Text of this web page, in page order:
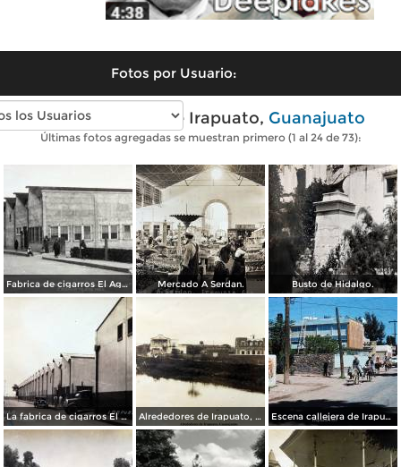
Fotos por Usuario:
Fotos antiguas de Irapuato, Guanajuato
Últimas fotos agregadas se muestran primero (1 al 24 de 73):
Fabrica de cigarros El Aguila. Mercado A Serdan. Busto de Hidalgo.
La fabrica de cigarros El Aguila. Alrededores de Irapuato, Guanajuato. Escena callejera de Irapuato 1959 .